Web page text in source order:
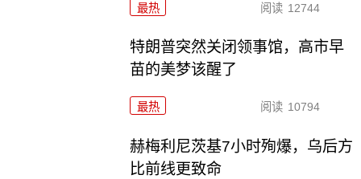
最热 阅读 12744
特朗普突然关闭领事馆，高市早
苗的美梦该醒了
最热 阅读 10794
赫梅利尼茨基7小时殉爆，乌后方
比前线更致命